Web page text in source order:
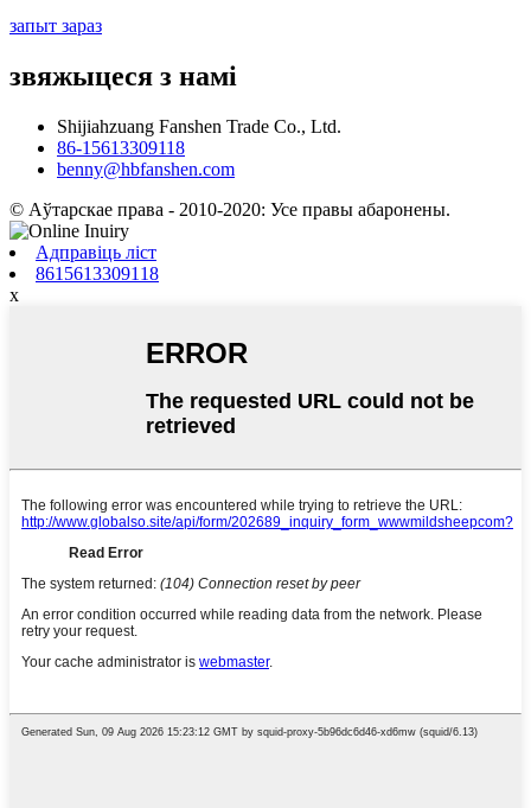
запыт зараз
звяжыцеся з намі
Shijiahzuang Fanshen Trade Co., Ltd.
86-15613309118
benny@hbfanshen.com
© Аўтарскае права - 2010-2020: Усе правы абаронены.
Адправіць ліст
8615613309118
x